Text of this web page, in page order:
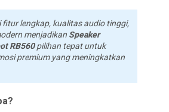
fitur lengkap, kualitas audio tinggi,
menjadikan Speaker
RB560pilihan tepat untuk
premiumyang meningkatkan